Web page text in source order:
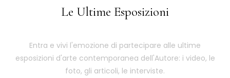
Le Ultime Esposizioni
Entra e vivi l'emozione di partecipare alle ultime
esposizioni d'arte contemporanea dell'Autore: i video, le
foto, gli articoli, le interviste.